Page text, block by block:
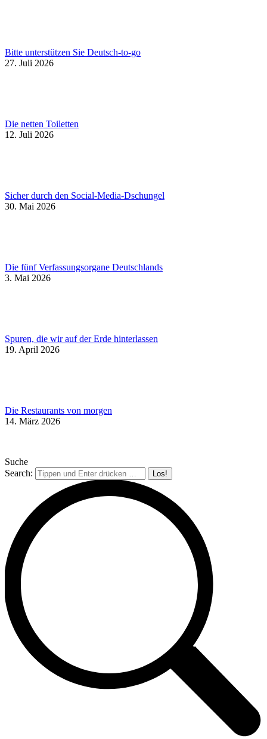
Bitte unterstützen Sie Deutsch-to-go
27. Juli 2026
Die netten Toiletten
12. Juli 2026
Sicher durch den Social-Media-Dschungel
30. Mai 2026
Die fünf Verfassungsorgane Deutschlands
3. Mai 2026
Spuren, die wir auf der Erde hinterlassen
19. April 2026
Die Restaurants von morgen
14. März 2026
Suche
Search: